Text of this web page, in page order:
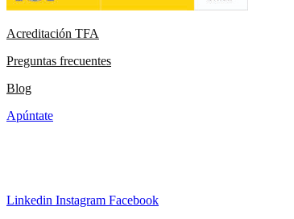
Acreditación TFA
Preguntas frecuentes
Blog
Apúntate
Linkedin Instagram Facebook